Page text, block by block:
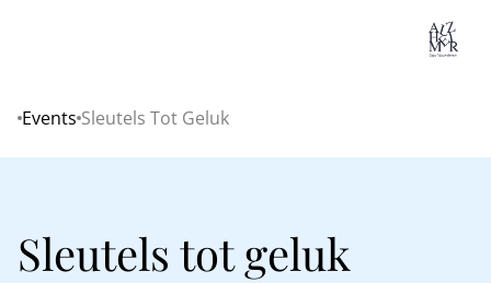
Home
Events Sleutels Tot Geluk
Sleutels tot geluk